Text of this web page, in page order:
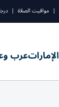
| مواقيت الصلاة |
الإماراتعرب